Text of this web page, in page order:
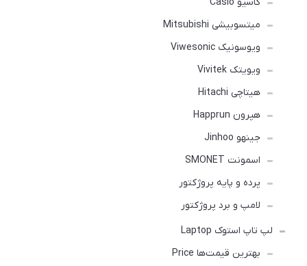
میتسوبیشی Mitsubishi
ویوسونیک Viwesonic
ویویتک Vivitek
هیتاچی Hitachi
هپرون Happrun
جینهو Jinhoo
اسمونت SMONET
پرده و پایه پروژکتور
لامپ و برد پروژکتور
لپ تاپ استوک Laptop
بهترین قیمت‌ها Price